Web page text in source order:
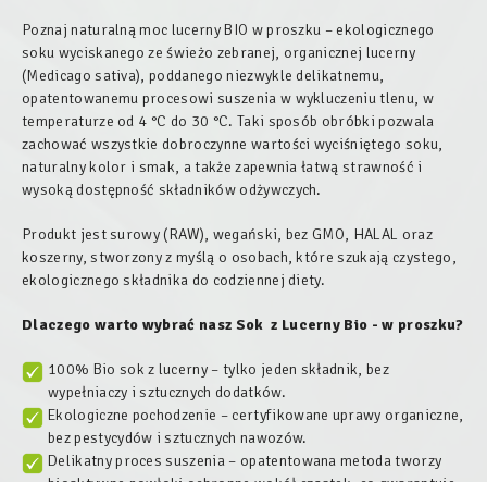
Poznaj naturalną moc lucerny BIO w proszku – ekologicznego
soku wyciskanego ze świeżo zebranej, organicznej lucerny
(Medicago sativa), poddanego niezwykle delikatnemu,
opatentowanemu procesowi suszenia w wykluczeniu tlenu, w
temperaturze od 4 °C do 30 °C. Taki sposób obróbki pozwala
zachować wszystkie dobroczynne wartości wyciśniętego soku,
naturalny kolor i smak, a także zapewnia łatwą strawność i
wysoką dostępność składników odżywczych.
Produkt jest surowy (RAW), wegański, bez GMO, HALAL oraz
koszerny, stworzony z myślą o osobach, które szukają czystego,
ekologicznego składnika do codziennej diety.
Dlaczego warto wybrać nasz Sok z Lucerny Bio - w proszku?
100% Bio sok z lucerny – tylko jeden składnik, bez
wypełniaczy i sztucznych dodatków.
Ekologiczne pochodzenie – certyfikowane uprawy organiczne,
bez pestycydów i sztucznych nawozów.
Delikatny proces suszenia – opatentowana metoda tworzy